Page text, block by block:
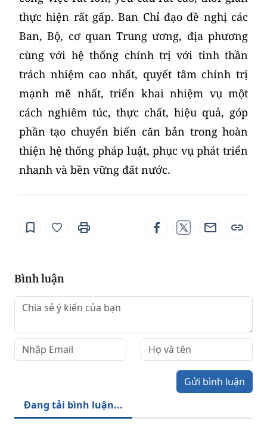
thực hiện rất gấp. Ban Chỉ đạo đề nghị các
Ban, Bộ, cơ quan Trung ương, địa phương
cùng với hệ thống chính trị với tinh thần
trách nhiệm cao nhất, quyết tâm chính trị
mạnh mẽ nhất, triển khai nhiệm vụ một
cách nghiêm túc, thực chất, hiệu quả, góp
phần tạo chuyển biến căn bản trong hoàn
thiện hệ thống pháp luật, phục vụ phát triển
nhanh và bền vững đất nước.
Bình luận
Gửi bình luận
Đang tải bình luận...